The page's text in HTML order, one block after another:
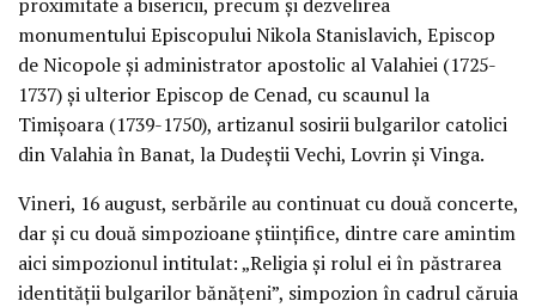
monumentului Episcopului Nikola Stanislavich, Episcop
de Nicopole şi administrator apostolic al Valahiei (1725-
1737) şi ulterior Episcop de Cenad, cu scaunul la
Timişoara (1739-1750), artizanul sosirii bulgarilor catolici
din Valahia în Banat, la Dudeştii Vechi, Lovrin şi Vinga.
Vineri, 16 august, serbările au continuat cu două concerte,
dar şi cu două simpozioane ştiinţifice, dintre care amintim
aici simpozionul intitulat: „Religia şi rolul ei în păstrarea
identităţii bulgarilor bănăţeni”, simpozion în cadrul căruia